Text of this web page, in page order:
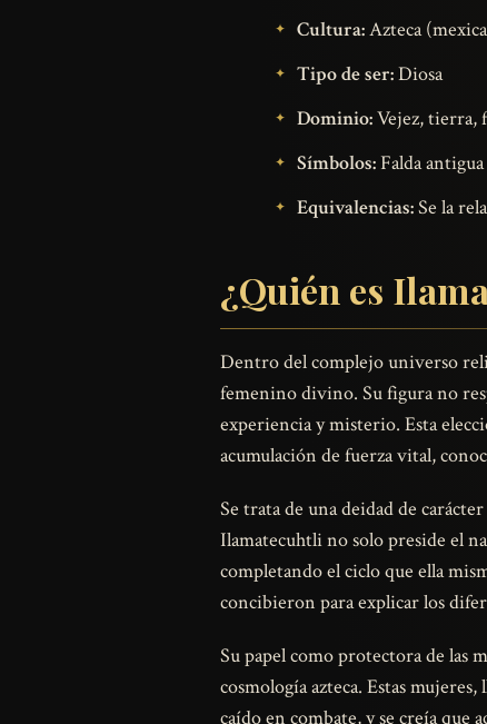
Cultura:Azteca
Tipo de ser:Diosa
Dominio:Vejez, tierra,
Símbolos:Falda
Equivalencias:Se la
¿Quién es
Dentro del complejo universo
femenino divino. Su figura no
experiencia y misterio. Esta
acumulación de fuerza vital,
Se trata de una deidad de
Ilamatecuhtli no solo preside el
completando el ciclo que ella
concibieron para explicar los
Su papel como protectora de las
cosmología azteca. Estas mujeres,
caído en combate, y se creía que